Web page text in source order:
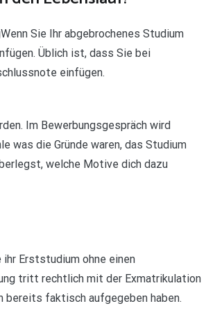
Sie Ihr abgebrochenes Studium
Üblich ist, dass Sie bei
einfügen.
Im Bewerbungsgespräch wird
was die Gründe waren, das Studium
welche Motive dich dazu
Erststudium ohne einen
tritt rechtlich mit der Exmatrikulation
bereits faktisch aufgegeben haben.